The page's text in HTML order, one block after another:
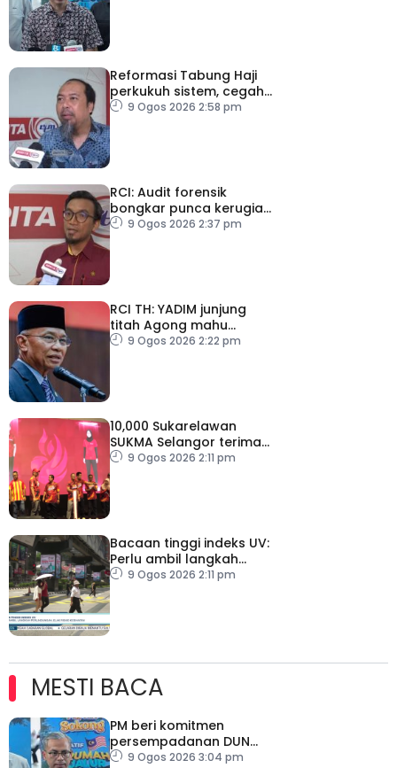
Reformasi Tabung Haji
perkukuh sistem, cegah
kesilapan berulang
9 Ogos 2026 2:58 pm
RCI: Audit forensik
bongkar punca kerugian,
kelemahan tadbir urus TH
9 Ogos 2026 2:37 pm
RCI TH: YADIM junjung
titah Agong mahu
siasatan tanpa
9 Ogos 2026 2:22 pm
10,000 Sukarelawan
SUKMA Selangor terima
elaun RM100 sehari
9 Ogos 2026 2:11 pm
Bacaan tinggi indeks UV:
Perlu ambil langkah
perlindungan, elak risiko
9 Ogos 2026 2:11 pm
MESTI BACA
PM beri komitmen
persempadanan DUN
Sarawak, minta laporan
9 Ogos 2026 3:04 pm